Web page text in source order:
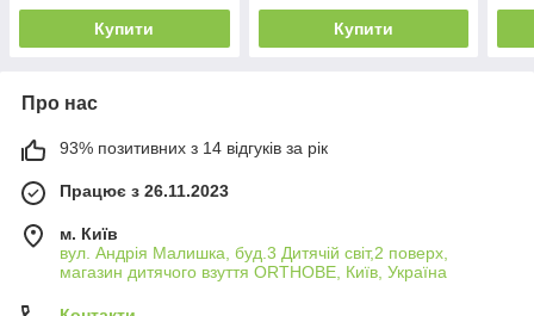
Купити Купити
Про нас
93% позитивних з 14 відгуків за рік
Працює з 26.11.2023
м. Київ
вул. Андрія Малишка, буд.3 Дитячій світ,2 поверх,
магазин дитячого взуття ORTHOBE, Київ, Україна